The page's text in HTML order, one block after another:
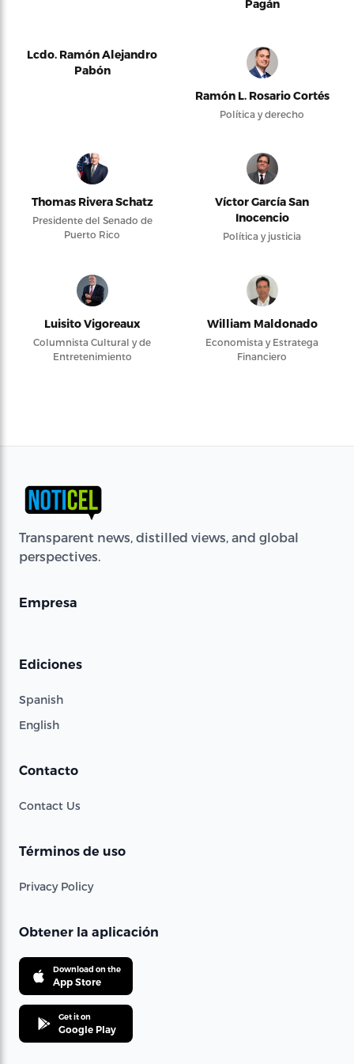
Pagán
Lcdo. Ramón Alejandro
Pabón
Ramón L. Rosario Cortés
Política y derecho
Thomas Rivera Schatz
Presidente del Senado de
Puerto Rico
Víctor García San
Inocencio
Política y justicia
Luisito Vigoreaux
Columnista Cultural y de
Entretenimiento
William Maldonado
Economista y Estratega
Financiero
Transparent news, distilled views, and global
perspectives.
Empresa
Ediciones
Spanish
English
Contacto
Contact Us
Términos de uso
Privacy Policy
Obtener la aplicación
Download on the
App Store
Get it on
Google Play